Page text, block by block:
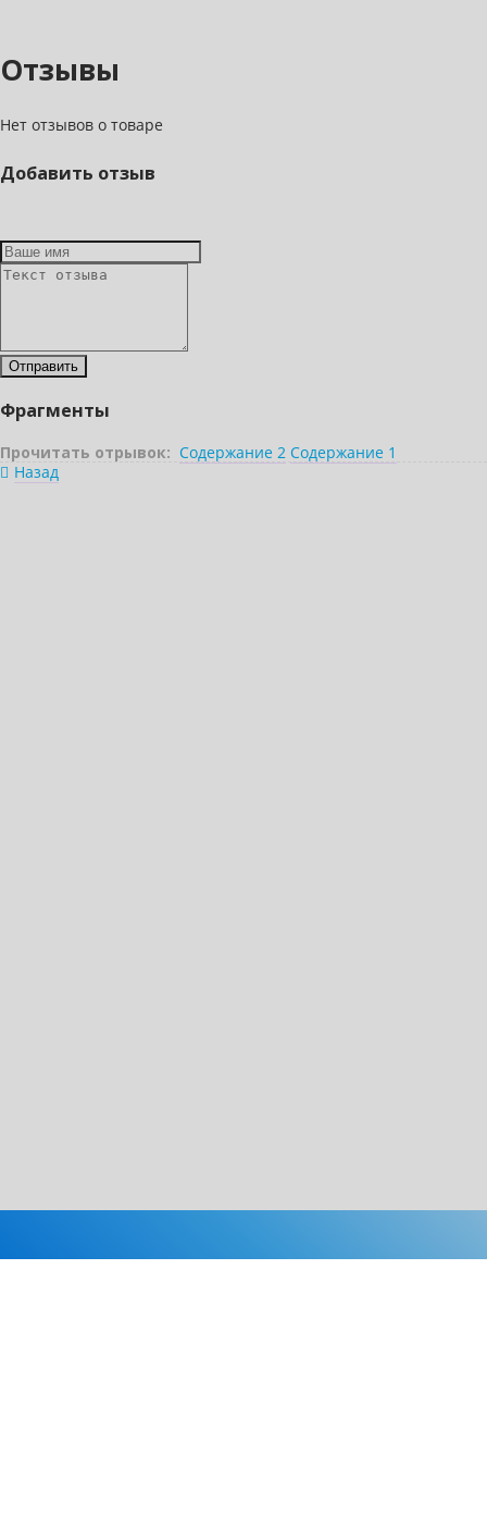
Отзывы
Нет отзывов о товаре
Добавить отзыв
Фрагменты
Прочитать отрывок: Содержание 2 Содержание 1
Назад